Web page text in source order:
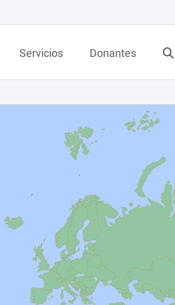
Servicios Donantes